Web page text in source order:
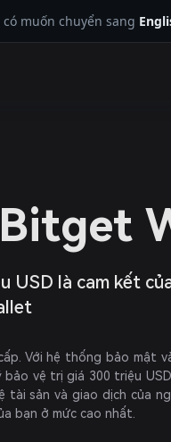
có muốn chuyển sang
USD là cam kết
Với hệ thống bảo mật
vệ trị giá 300 triệu
sản và giao dịch của
bạn ở mức cao nhất.